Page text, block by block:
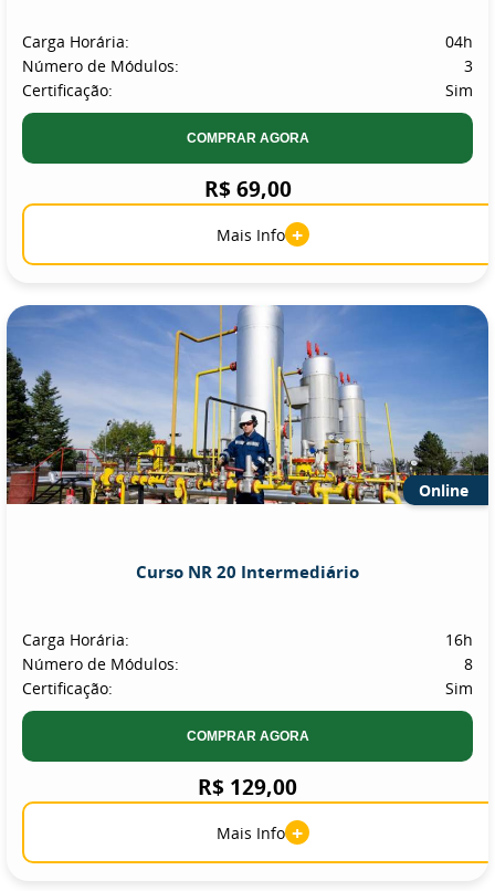
Carga Horária:
04h
Número de Módulos:
3
Certificação:
Sim
COMPRAR AGORA
R$ 69,00
Mais Info +
Online
Curso NR 20 Intermediário
Carga Horária:
16h
Número de Módulos:
8
Certificação:
Sim
COMPRAR AGORA
R$ 129,00
Mais Info +